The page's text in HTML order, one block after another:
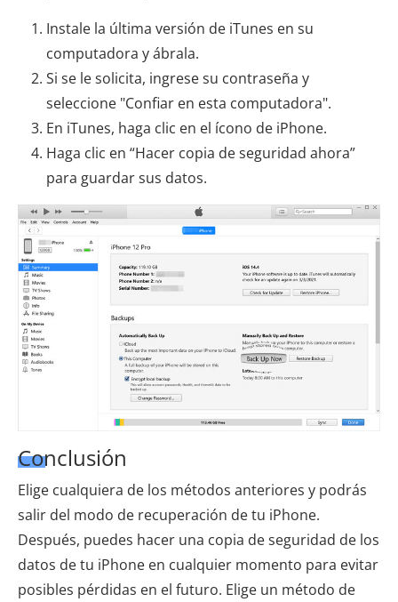
Instale la última versión de iTunes en su
computadora y ábrala.
Si se le solicita, ingrese su contraseña y
seleccione "Confiar en esta computadora".
En iTunes, haga clic en el ícono de iPhone.
Haga clic en “Hacer copia de seguridad ahora”
para guardar sus datos.
Conclusión
Elige cualquiera de los métodos anteriores y podrás
salir del modo de recuperación de tu iPhone.
Después, puedes hacer una copia de seguridad de los
datos de tu iPhone en cualquier momento para evitar
posibles pérdidas en el futuro. Elige un método de